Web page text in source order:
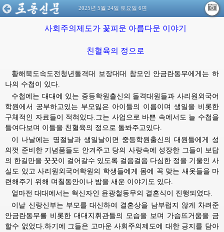
2025년 5월 24일 토요일 6면
사회주의제도가 꽃피운 아름다운 이야기
친혈육의 정으로
황해북도속도전청년돌격대 보장대대 참모인 안금란동무에게는 하
나의 수첩이 있다.
수첩에는 대대에 있는 중등학원출신의 돌격대원들과 사리원외국어
학원에서 공부하고있는 부모잃은 아이들의 이름이며 생일을 비롯한
구체적인 자료들이 적혀있다.그는 사업으로 바쁜 속에서도 늘 수첩을
들여다보며 이들을 친혈육의 정으로 돌봐주고있다.
이 나날에는 명절날과 생일날이면 중등학원출신의 대원들에게 성
의껏 준비한 기념품들도 안겨주고 당의 사랑속에 성장한 그들이 보답
의 한길만을 꿋꿋이 걸어갈수 있도록 걸음걸음 다심한 정을 기울인 사
실도 있고 사리원외국어학원의 학생들에게 몸에 꼭 맞는 새옷들을 마
련해주기 위해 며칠동안이나 밤을 새운 이야기도 있다.
얼마전 대대에서는 혁신자인 윤광철동무의 결혼식이 진행되였다.
이날 신랑신부는 부모를 대신하여 결혼상을 남부럽지 않게 차려준
안금란동무를 비롯한 대대지휘관들의 모습을 보며 가슴뜨거움을 금
할수 없었다.하기에 그들은 고마운 사회주의제도에 대한 긍지를 담아